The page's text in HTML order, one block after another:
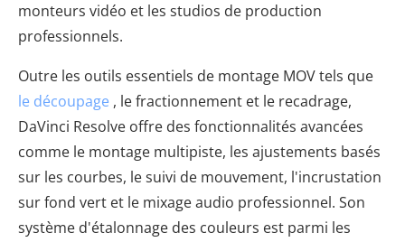
monteurs vidéo et les studios de production
professionnels.
Outre les outils essentiels de montage MOV tels que
le découpage , le fractionnement et le recadrage,
DaVinci Resolve offre des fonctionnalités avancées
comme le montage multipiste, les ajustements basés
sur les courbes, le suivi de mouvement, l'incrustation
sur fond vert et le mixage audio professionnel. Son
système d'étalonnage des couleurs est parmi les